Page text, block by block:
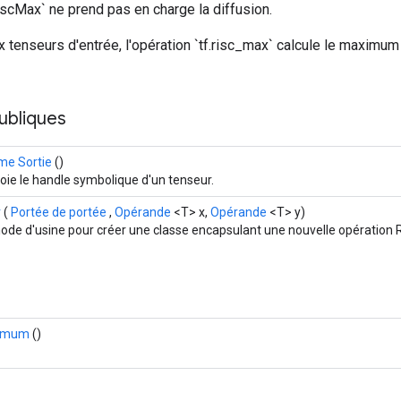
ne prend pas en charge la diffusion.
tenseurs d'entrée, l'opération `tf.risc_max` calcule le
Sortie ()
le handle symbolique d'un tenseur.
( Portée de portée , Opérande <T> x, Opérande <T> y)
d'usine pour créer une classe encapsulant une nouvelle opération
()